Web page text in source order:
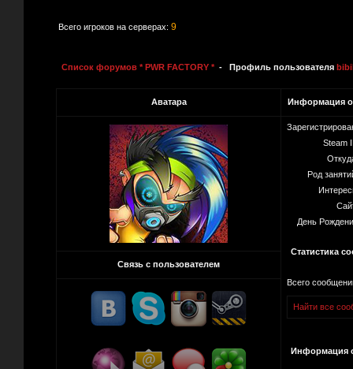
Всего игроков на серверах: 9
Список форумов * PWR FACTORY * - Профиль пользователя
Аватара Информация о
Steam
Род
День
Статистика
Всего
Найти все
Информация
Связь с пользователем